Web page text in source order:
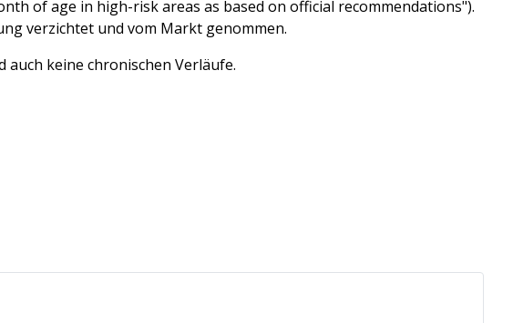
of age in high-risk areas as based on official recommendations").
verzichtet und vom Markt genommen.
auch keine chronischen Verläufe.